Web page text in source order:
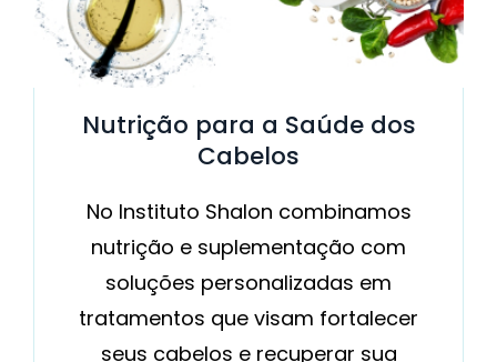
Nutrição para a Saúde dos
Cabelos
No Instituto Shalon combinamos
nutrição e suplementação com
soluções personalizadas em
tratamentos que visam fortalecer
seus cabelos e recuperar sua